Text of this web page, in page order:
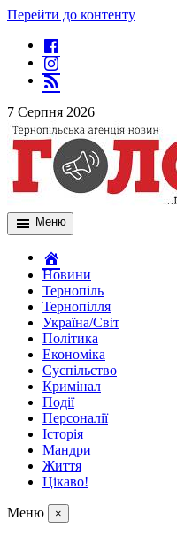
Перейти до контенту
7 Серпня 2026
Меню
Новини
Тернопіль
Тернопілля
Україна/Світ
Політика
Економіка
Суспільство
Кримінал
Події
Персоналії
Історія
Мандри
Життя
Цікаво!
Меню ×